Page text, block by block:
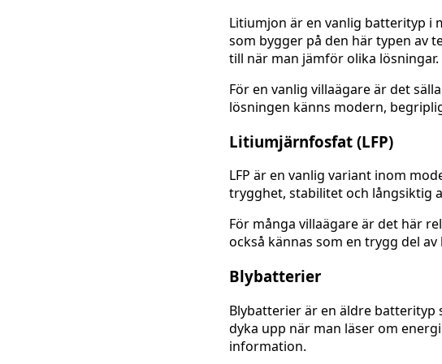
Litiumjon är en vanlig batterityp i
som bygger på den här typen av
till när man jämför olika lösningar.
För en vanlig villaägare är det
lösningen känns modern,
Litiumjärnfosfat (LFP)
LFP är en vanlig variant inom
trygghet, stabilitet och långsiktig
För många villaägare är det här
också kännas som en trygg del
Blybatterier
Blybatterier är en äldre
dyka upp när man läser om
information.